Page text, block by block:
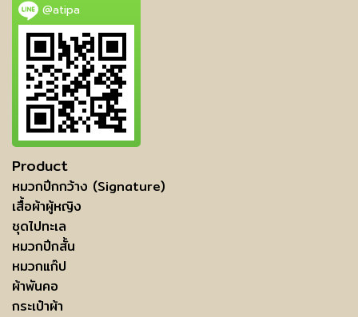
@atipa
Product
หมวกปีกกว้าง (Signature)
เสื้อผ้าผู้หญิง
ชุดไปทะเล
หมวกปีกสั้น
หมวกแก๊ป
ผ้าพันคอ
กระเป๋าผ้า